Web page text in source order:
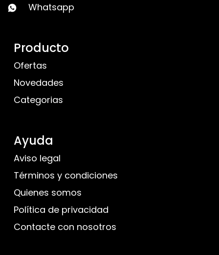
Whatsapp
Producto
Ofertas
Novedades
Categorias
Ayuda
Aviso legal
Términos y condiciones
Quienes somos
Política de privacidad
Contacte con nosotros